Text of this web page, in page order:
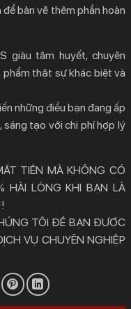
bản vẽ thêm phần hoàn
giàu tâm huyết, chuyên
thật sự khác biệt và
những điều bạn đang ấp
tạo với chi phí hợp lý
TIỀN MÀ KHÔNG CÓ
HÀI LÒNG KHI BẠN LÀ
TÔI ĐỂ BẠN ĐƯỢC
VỤ CHUYÊN NGHIỆP